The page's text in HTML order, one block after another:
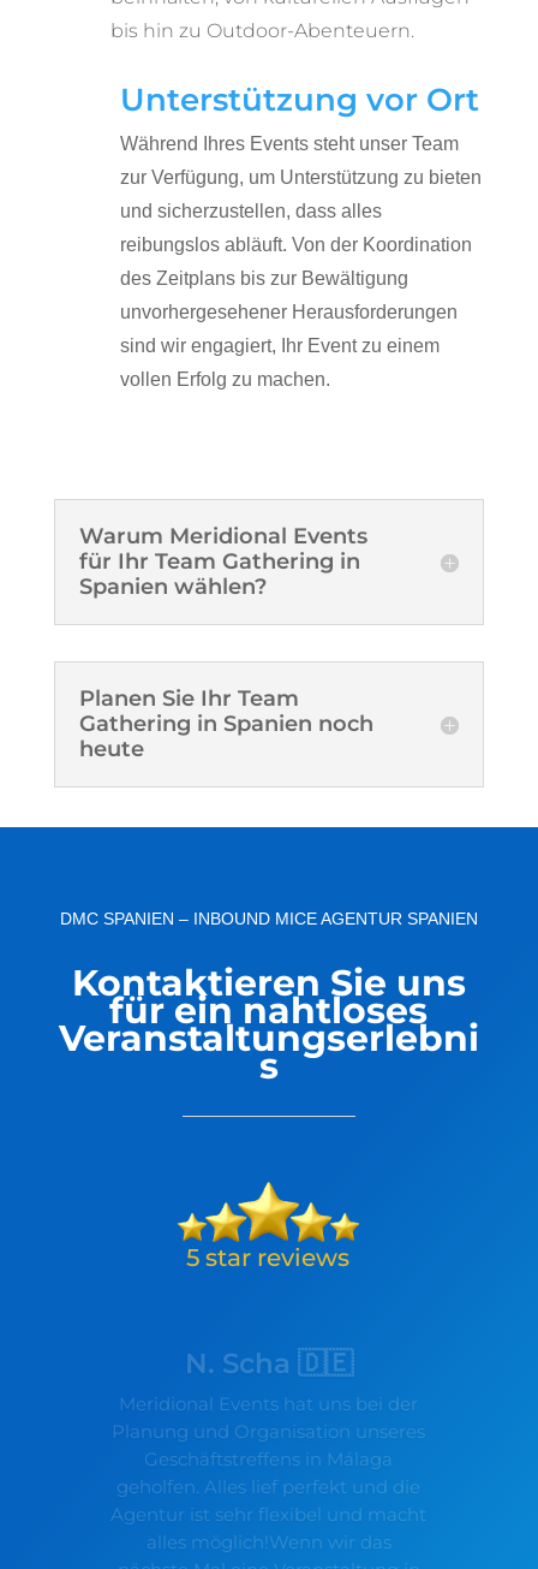
bis hin zu Outdoor-Abenteuern.
Unterstützung vor Ort
Während Ihres Events steht unser Team
zur Verfügung, um Unterstützung zu bieten
und sicherzustellen, dass alles
reibungslos abläuft. Von der Koordination
des Zeitplans bis zur Bewältigung
unvorhergesehener Herausforderungen
sind wir engagiert, Ihr Event zu einem
vollen Erfolg zu machen.
Warum Meridional Events
für Ihr Team Gathering in
Spanien wählen?
Planen Sie Ihr Team
Gathering in Spanien noch
heute
DMC SPANIEN – INBOUND MICE AGENTUR SPANIEN
Kontaktieren Sie uns
für ein nahtloses
Veranstaltungserlebni
s
Meridional Events hat uns bei der
Geschäftstreffens in Málaga
geholfen. Alles lief perfekt und die
Agentur ist sehr flexibel und macht
alles möglich!Wenn wir das
nächste Mal eine Veranstaltung in
Andalusien planen, werde ich